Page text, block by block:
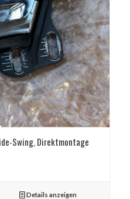
Swing, Direktmontage
Details anzeigen